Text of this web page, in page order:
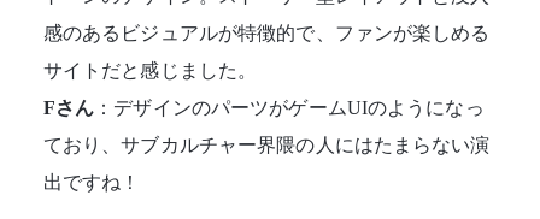
感のあるビジュアルが特徴的で、ファンが楽しめる
サイトだと感じました。
Fさん ：デザインのパーツがゲームUIのようになっ
ており、サブカルチャー界隈の人にはたまらない演
出ですね！